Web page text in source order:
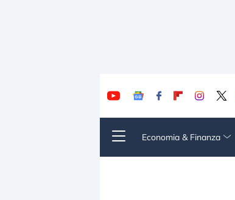
Economia & Finanza